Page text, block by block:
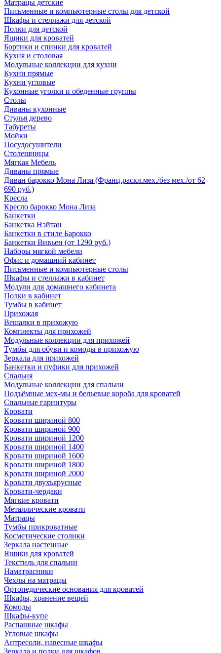
Матрацы детские
Письменные и компьютерные столы для детской
Шкафы и стеллажи для детской
Полки для детской
Ящики для кроватей
Бортики и спинки для кроватей
Кухня и столовая
Модульные коллекции для кухни
Кухни прямые
Кухни угловые
Кухонные уголки и обеденные группы
Столы
Диваны кухонные
Стулья дерево
Табуреты
Мойки
Посудосушители
Столешницы
Мягкая Мебель
Диваны прямые
Диван барокко Мона Лиза (Франц.раскл.мех./без мех./от 62
690 руб.)
Кресла
Кресло барокко Мона Лиза
Банкетки
Банкетка Нэйтан
Банкетки в стиле Барокко
Банкетки Вивьен (от 1290 руб.)
Наборы мягкой мебели
Офис и домашний кабинет
Письменные и компьютерные столы
Шкафы и стеллажи в кабинет
Модули для домашнего кабинета
Полки в кабинет
Тумбы в кабинет
Прихожая
Вешалки в прихожую
Комплекты для прихожей
Модульные коллекции для прихожей
Тумбы для обуви и комоды в прихожую
Зеркала для прихожей
Банкетки и пуфики для прихожей
Спальня
Модульные коллекции для спальни
Подъёмные мех-мы и бельевые короба для кроватей
Спальные гарнитуры
Кровати
Кровати шириной 800
Кровати шириной 900
Кровати шириной 1200
Кровати шириной 1400
Кровати шириной 1600
Кровати шириной 1800
Кровати шириной 2000
Кровати двухъярусные
Кровати-чердаки
Мягкие кровати
Металлические кровати
Матрацы
Тумбы прикроватные
Косметические столики
Зеркала настенные
Ящики для кроватей
Текстиль для спальни
Наматрасники
Чехлы на матрацы
Ортопедические основания для кроватей
Шкафы, хранение вещей
Комоды
Шкафы-купе
Распашные шкафы
Угловые шкафы
Антресоли, навесные шкафы
Зеркала и полки для шкафов